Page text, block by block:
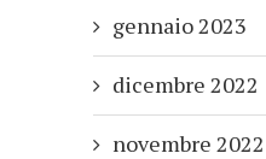
gennaio 2023
dicembre 2022
novembre 2022